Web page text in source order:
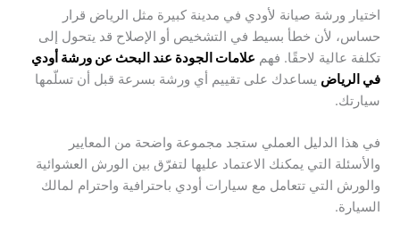
اختيار ورشة صيانة لأودي في مدينة كبيرة مثل الرياض قرار
حساس، لأن خطأ بسيط في التشخيص أو الإصلاح قد يتحول إلى
تكلفة عالية لاحقًا. فهم علامات الجودة عند البحث عن ورشة أودي
في الرياض يساعدك على تقييم أي ورشة بسرعة قبل أن تسلّمها
سيارتك.
في هذا الدليل العملي ستجد مجموعة واضحة من المعايير
والأسئلة التي يمكنك الاعتماد عليها لتفرّق بين الورش العشوائية
والورش التي تتعامل مع سيارات أودي باحترافية واحترام لمالك
السيارة.